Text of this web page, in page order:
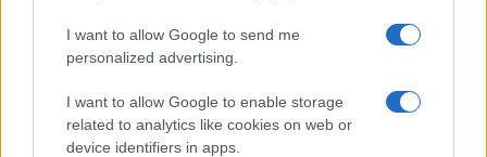
I want to allow Google to send me
personalized advertising.
I want to allow Google to enable storage
related to analytics like cookies on web or
device identifiers in apps.